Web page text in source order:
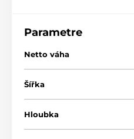
Parametre
Netto váha
Šířka
Hloubka